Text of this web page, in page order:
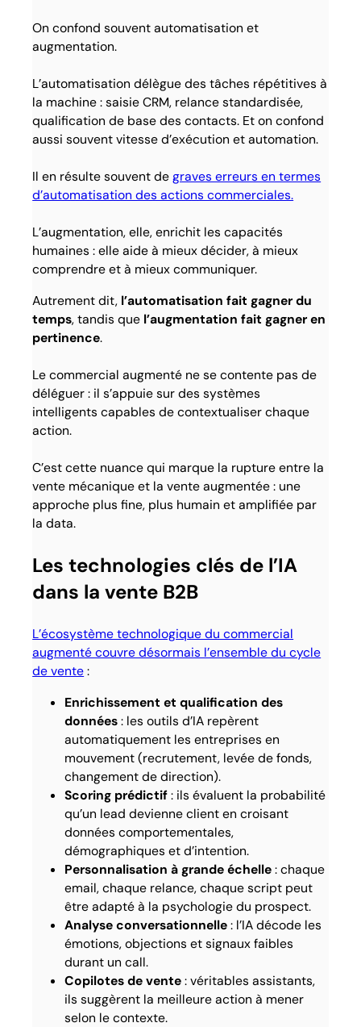
On confond souvent automatisation et
augmentation.
L’automatisation délègue des tâches répétitives à
la machine : saisie CRM, relance standardisée,
qualification de base des contacts. Et on confond
aussi souvent vitesse d’exécution et automation.
Il en résulte souvent degraves erreurs en termes
d’automatisation des actions commerciales.
L’augmentation, elle, enrichit les capacités
humaines : elle aide à mieux décider, à mieux
comprendre et à mieux communiquer.
Autrement dit, l’automatisation fait gagner du
temps, tandis que l’augmentation fait gagner en
pertinence.
Le commercial augmenté ne se contente pas de
déléguer : il s’appuie sur des systèmes
intelligents capables de contextualiser chaque
action.
C’est cette nuance qui marque la rupture entre la
vente mécanique et la vente augmentée : une
approche plus fine, plus humain et amplifiée par
la data.
Les technologies clés de l’IA
dans la vente B2B
L’écosystème technologique du commercial
augmenté couvre désormais l’ensemble du cycle
de vente:
Enrichissement et qualification des
données: les outils d’IA repèrent
automatiquement les entreprises en
mouvement (recrutement, levée de fonds,
changement de direction).
Scoring prédictif: ils évaluent la probabilité
qu’un lead devienne client en croisant
données comportementales,
démographiques et d’intention.
Personnalisation à grande échelle: chaque
email, chaque relance, chaque script peut
être adapté à la psychologie du prospect.
Analyse conversationnelle: l’IA décode les
émotions, objections et signaux faibles
durant un call.
Copilotes de vente: véritables assistants,
ils suggèrent la meilleure action à mener
selon le contexte.